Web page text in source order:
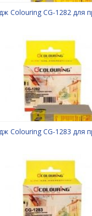
Colouring CG-1282 для
Colouring CG-1283 для